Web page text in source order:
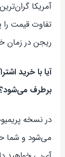
آمریکا
تفاوت قیمت را
ریجن در زمان
آیا با خرید
برطرف
می‌شود و شما